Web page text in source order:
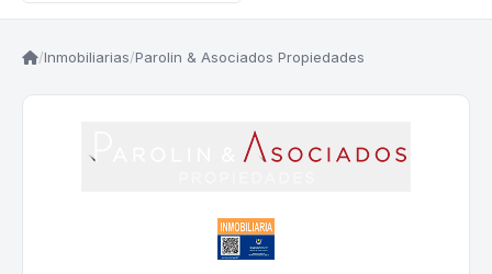
/Inmobiliarias/Parolin & Asociados Propiedades